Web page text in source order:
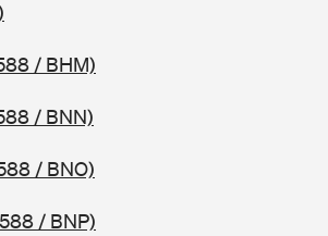
/ BHM)
/ BNN)
/ BNO)
/ BNP)